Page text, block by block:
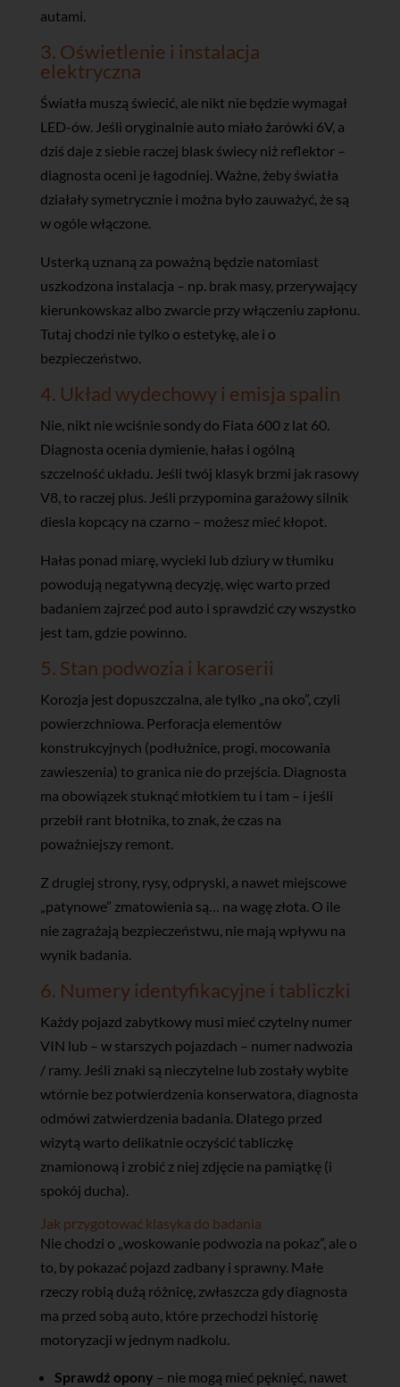
autami.
3. Oświetlenie i instalacja
elektryczna
Światła muszą świecić, ale nikt nie będzie wymagał
LED-ów. Jeśli oryginalnie auto miało żarówki 6V, a
dziś daje z siebie raczej blask świecy niż reflektor –
diagnosta oceni je łagodniej. Ważne, żeby światła
działały symetrycznie i można było zauważyć, że są
w ogóle włączone.
Usterką uznaną za poważną będzie natomiast
uszkodzona instalacja – np. brak masy, przerywający
kierunkowskaz albo zwarcie przy włączeniu zapłonu.
Tutaj chodzi nie tylko o estetykę, ale i o
bezpieczeństwo.
4. Układ wydechowy i emisja spalin
Nie, nikt nie wciśnie sondy do Fiata 600 z lat 60.
Diagnosta ocenia dymienie, hałas i ogólną
szczelność układu. Jeśli twój klasyk brzmi jak rasowy
V8, to raczej plus. Jeśli przypomina garażowy silnik
diesla kopcący na czarno – możesz mieć kłopot.
Hałas ponad miarę, wycieki lub dziury w tłumiku
powodują negatywną decyzję, więc warto przed
badaniem zajrzeć pod auto i sprawdzić czy wszystko
jest tam, gdzie powinno.
5. Stan podwozia i karoserii
Korozja jest dopuszczalna, ale tylko „na oko”, czyli
powierzchniowa. Perforacja elementów
konstrukcyjnych (podłużnice, progi, mocowania
zawieszenia) to granica nie do przejścia. Diagnosta
ma obowiązek stuknąć młotkiem tu i tam – i jeśli
przebił rant błotnika, to znak, że czas na
poważniejszy remont.
Z drugiej strony, rysy, odpryski, a nawet miejscowe
„patynowe” zmatowienia są… na wagę złota. O ile
nie zagrażają bezpieczeństwu, nie mają wpływu na
wynik badania.
6. Numery identyfikacyjne i tabliczki
Każdy pojazd zabytkowy musi mieć czytelny numer
VIN lub – w starszych pojazdach – numer nadwozia
/ ramy. Jeśli znaki są nieczytelne lub zostały wybite
wtórnie bez potwierdzenia konserwatora, diagnosta
odmówi zatwierdzenia badania. Dlatego przed
wizytą warto delikatnie oczyścić tabliczkę
znamionową i zrobić z niej zdjęcie na pamiątkę (i
spokój ducha).
Jak przygotować klasyka do badania
Nie chodzi o „woskowanie podwozia na pokaz”, ale o
to, by pokazać pojazd zadbany i sprawny. Małe
rzeczy robią dużą różnicę, zwłaszcza gdy diagnosta
ma przed sobą auto, które przechodzi historię
motoryzacji w jednym nadkolu.
Sprawdź opony – nie mogą mieć pęknięć, nawet